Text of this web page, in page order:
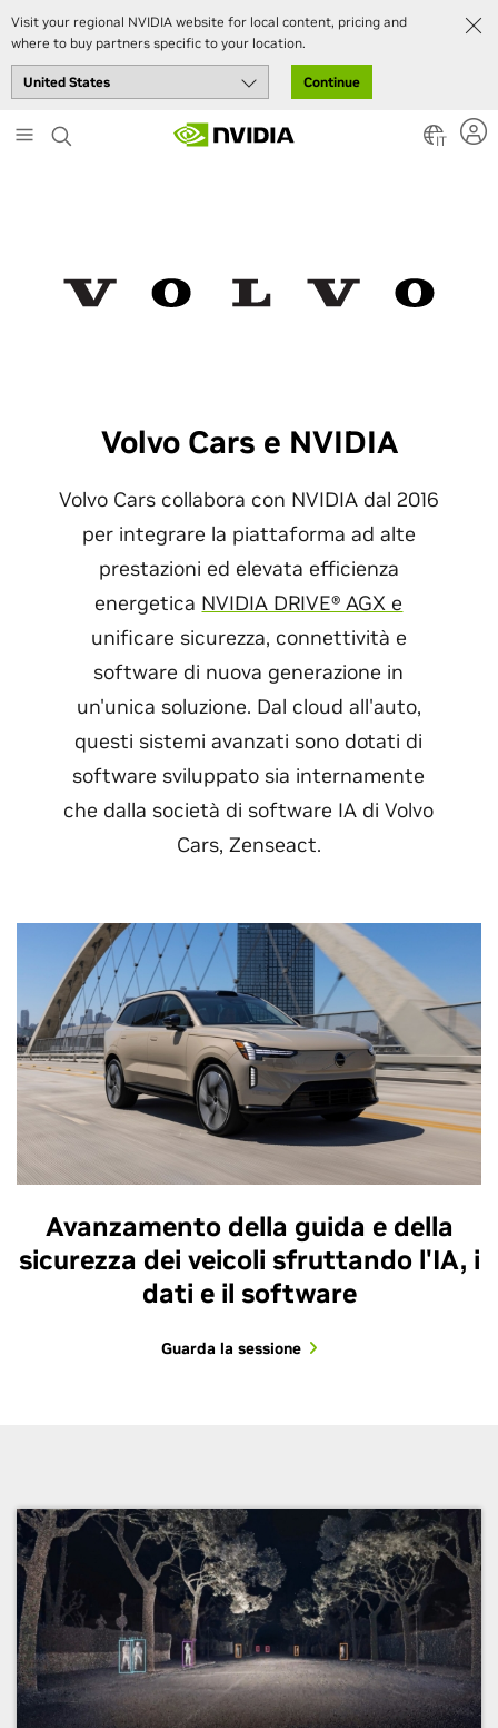
Visit your regional NVIDIA website for local content, pricing and
where to buy partners specific to your location.
Continue
to
IT
Volvo Cars e NVIDIA
Volvo Cars collabora con NVIDIA dal 2016
per integrare la piattaforma ad alte
prestazioni ed elevata efficienza
energetica NVIDIA DRIVE® AGX e
unificare sicurezza, connettività e
software di nuova generazione in
un'unica soluzione. Dal cloud all'auto,
questi sistemi avanzati sono dotati di
software sviluppato sia internamente
che dalla società di software IA di Volvo
Cars, Zenseact.
Avanzamento della guida e della
sicurezza dei veicoli sfruttando l'IA, i
dati e il software
Guarda la sessione